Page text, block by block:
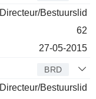
Directeur/Bestuurslid
62
27-05-2015
BRD
Directeur/Bestuurslid